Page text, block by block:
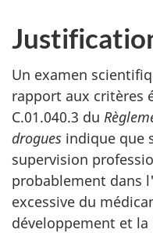
Un examen
rapport aux critères
C.01.040.3 du
drogues indique que
supervision
probablement dans
excessive du
développement et